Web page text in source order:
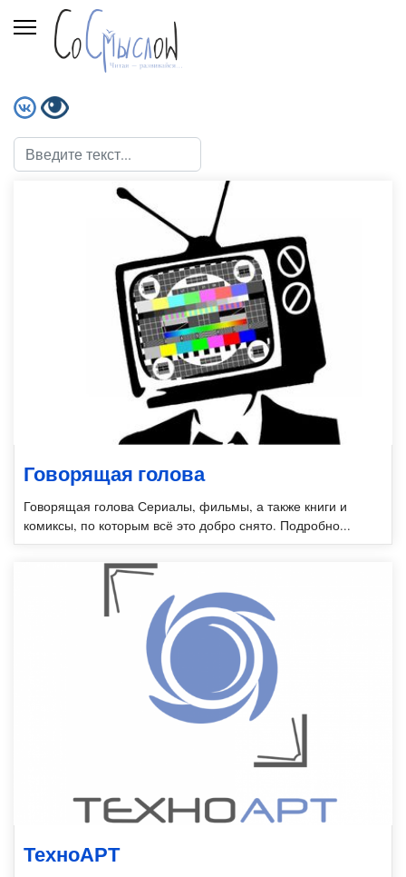
Говорящая голова
Говорящая голова Сериалы, фильмы, а также книги и
комиксы, по которым всё это добро снято. Подробно...
ТехноАРТ